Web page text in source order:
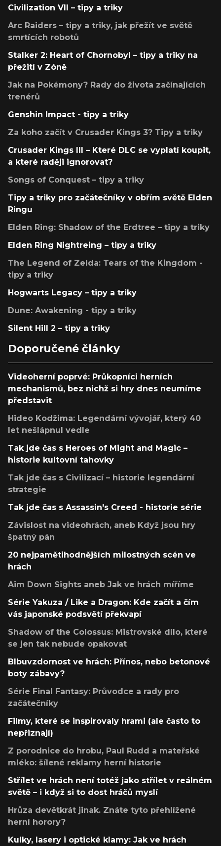
Civilization VII – tipy a triky
Arc Raiders – tipy a triky, jak přežít ve světě
smrtících robotů
Stalker 2: Heart of Chornobyl – tipy a triky na
přežití v Zóně
Jak na Pokémony? Rady do života začínajících
trenérů
Genshin Impact - tipy a triky
Za koho začít v Crusader Kings 3? Tipy a triky
Crusader Kings III – Které DLC se vyplatí koupit,
a které raději ignorovat?
Songs of Conquest – tipy a triky
Tipy a triky pro začátečníky v obřím světě Elden
Ringu
Elden Ring: Shadow of the Erdtree – tipy a triky
Elden Ring Nightreing – tipy a triky
The Legend of Zelda: Tears of the Kingdom -
tipy a triky
Hogwarts Legacy – tipy a triky
Dune: Awakening - tipy a triky
Silent Hill 2 – tipy a triky
Doporučené články
Videoherní poprvé: Průkopníci herních
mechanismů, bez nichž si hry dnes neumíme
představit
Hideo Kodžima: Legendární vývojář, který 40
let nešlápnul vedle
Tak jde čas s Heroes of Might and Magic –
historie kultovní tahovky
Tak jde čas s Civilizací – historie legendární
strategie
Tak jde čas s Assassin's Creed - historie série
Závislost na videohrách, aneb Když jsou hry
špatný pán
20 nejpamětihodnějších milostných scén ve
hrách
Aim Down Sights aneb Jak ve hrách míříme
Série Yakuza / Like a Dragon: Kde začít a čím
vás japonské podsvětí překvapí
Shadow of the Colossus: Mistrovské dílo, které
se jen tak nebude opakovat
Blbuvzdornost ve hrách: Přínos, nebo betonové
boty zábavy?
Série Final Fantasy: Průvodce a rady pro
začátečníky
Filmy, které se inspirovaly hrami (ale často to
nepřiznají)
Z porodnice do hrobu, Paul Rudd a mateřské
mléko: šílené reklamy herní historie
Střílet ve hrách není totéž jako střílet v reálném
světě – i když si to dost hráčů myslí
Hrůza devětkrát jinak. Znáte tyto přehlížené
herní horory?
Kulky, lasery i optické klamy: Jak ve hrách